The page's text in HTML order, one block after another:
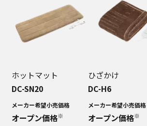
ホットマット
DC-SN20
メーカー希望小売価格
オープン価格※
ひざかけ
DC-H6
メーカー希望小売価格
オープン価格※